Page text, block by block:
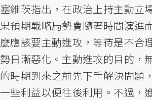
塞維茨指出，在政治上持主動立
果預期戰略局勢會隨著時間演進
麼應該要主動進攻，等待是不合
勢日漸惡化。主動進攻的目的，
的時期到來之前先下手解決問題
一些利益以便往後利用。不過，